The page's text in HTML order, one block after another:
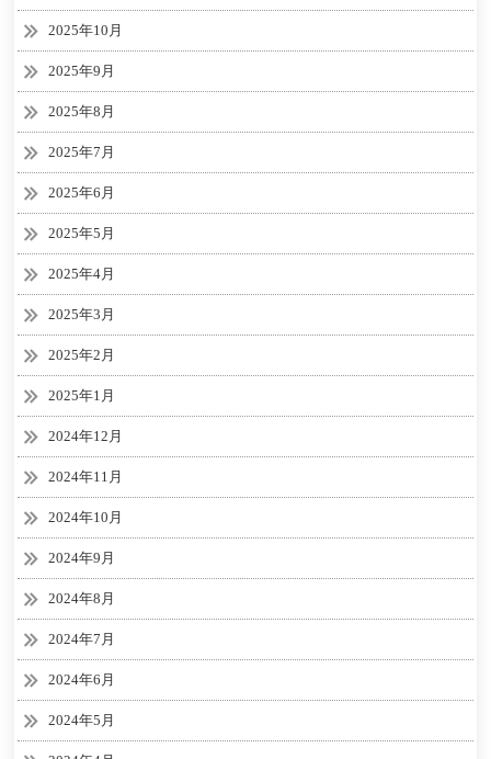
2025年10月
2025年9月
2025年8月
2025年7月
2025年6月
2025年5月
2025年4月
2025年3月
2025年2月
2025年1月
2024年12月
2024年11月
2024年10月
2024年9月
2024年8月
2024年7月
2024年6月
2024年5月